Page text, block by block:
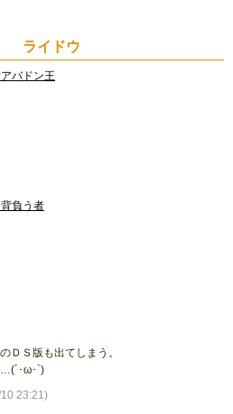
ライドウ
バドン王
負う者
ＤＳ版も出てしまう。
･ω･`)
23:21)